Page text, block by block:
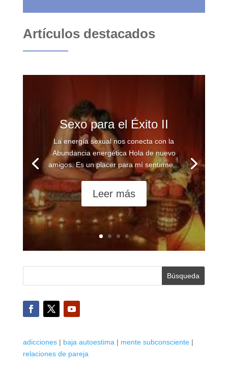
Artículos destacados
Sexo para el Éxito II
La energía sexual nos conecta con la
Abundancia energética Hola de nuevo
amigos. Es un placer para mí sentirme...
Leer más
adicciones| baja autoestima | mente subconsciente|
relaciones de pareja